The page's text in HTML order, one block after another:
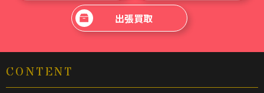
出張買取
CONTENT